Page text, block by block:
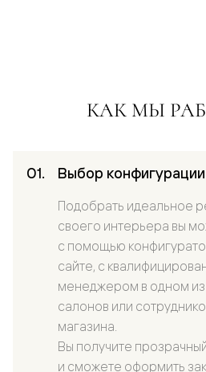
КАК МЫ
Выбор конфигурации
Подобрать идеальное
своего интерьера вы
с помощью
сайте, с
менеджером в одном
салонов или
магазина.
Вы получите
и сможете оформить